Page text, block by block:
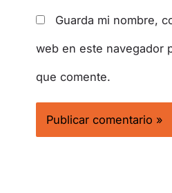
Guarda mi nombre,
web en este navegador
que comente.